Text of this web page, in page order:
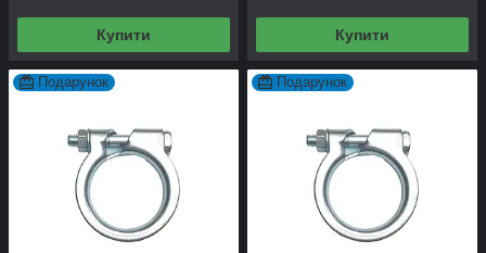
Купити Купити
Подарунок Подарунок